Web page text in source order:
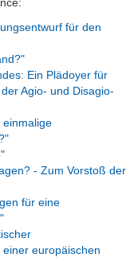
für den
Ein Plädoyer für
Agio- und Disagio-
einmalige
- Zum Vorstoß der
für eine
europäischen